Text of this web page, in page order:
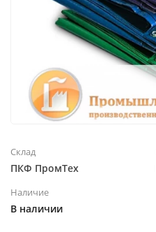
Склад
ПКФ ПромТех
Наличие
В наличии